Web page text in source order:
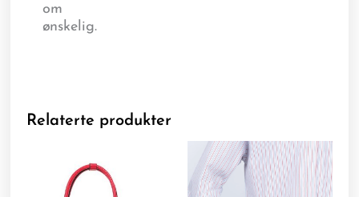
om
ønskelig.
Relaterte produkter